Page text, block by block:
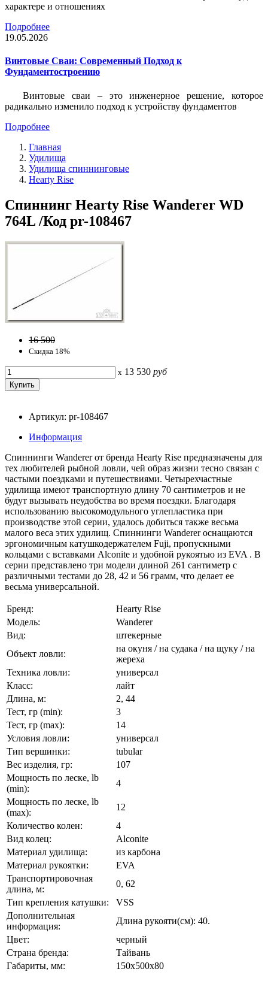
характере и отношениях
Подробнее
19.05.2026
Винтовые Сваи: Современный Подход к
Фундаментостроению
Винтовые сваи – это инженерное решение, которое
радикально изменило подход к устройству фундаментов
Подробнее
Главная
Удилища
Удилища спиннинговые
Hearty Rise
Спиннинг Hearty Rise Wanderer WD
764L /Код pr-108467
16 500
Скидка 18%
x 13 530 руб
Артикул: pr-108467
Информация
Спиннинги Wanderer от бренда Hearty Rise предназначены для
тех любителей рыбной ловли, чей образ жизни тесно связан с
частыми поездками и путешествиями. Четырехчастные
удилища имеют транспортную длину 70 сантиметров и не
будут вызывать неудобства во время поездки. Благодаря
использованию высокомодульного углепластика при
производстве этой серии, удалось добиться также весьма
малого веса этих удилищ. Спиннинги Wanderer оснащаются
эргономичным катушкодержателем Fuji, пропускными
кольцами с вставками Alconite и удобной рукоятью из EVA . В
серии представлено три модели длиной 261 сантиметр с
различными тестами до 28, 42 и 56 грамм, что делает ее
весьма универсальной.
Бренд:
Hearty Rise
Модель:
Wanderer
Вид:
штекерные
Объект ловли:
на окуня / на судака / на щуку / на
жереха
Техника ловли:
универсал
Класс:
лайт
Длина, м:
2, 44
Тест, гр (min):
3
Тест, гр (max):
14
Условия ловли:
универсал
Тип вершинки:
tubular
Вес изделия, гр:
107
Мощность по леске, lb
(min):
4
Мощность по леске, lb
(max):
12
Количество колен:
4
Вид колец:
Alconite
Материал удилища:
из карбона
Материал рукоятки:
EVA
Транспортировочная
длина, м:
0, 62
Тип крепления катушки:
VSS
Дополнительная
информация:
Длина рукояти(см): 40.
Цвет:
черный
Страна бренда:
Тайвань
Габариты, мм:
150x500x80